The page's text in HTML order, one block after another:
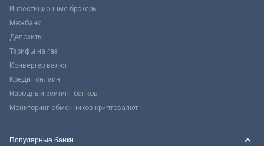
Инвестиционные брокеры
Межбанк
Депозиты
Тарифы на газ
Конвертер валют
Кредит онлайн
Народный рейтинг банков
Мониторинг обменников криптовалют
Популярные банки